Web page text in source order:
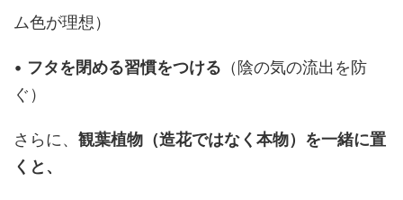
ム色が理想）
• フタを閉める習慣をつける （陰の気の流出を防
ぐ）
さらに、 観葉植物（造花ではなく本物）を一緒に置
くと、